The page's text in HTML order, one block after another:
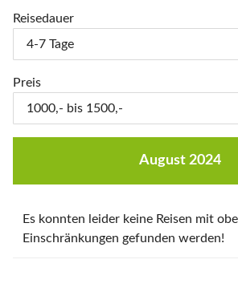
Reisedauer
Preis
August 2024
Es konnten leider keine Reisen mit
Einschränkungen gefunden werden!